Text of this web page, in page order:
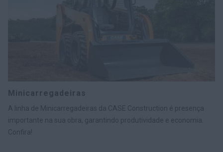
Minicarregadeiras
A linha de Minicarregadeiras da CASE Construction é presença
importante na sua obra, garantindo produtividade e economia.
Confira!